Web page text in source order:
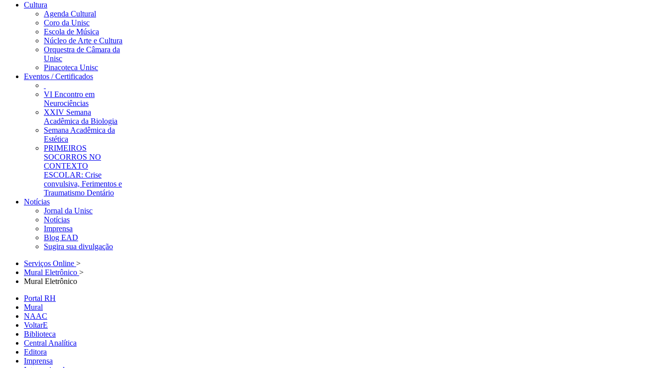
Cultura
Agenda Cultural
Coro da Unisc
Escola de Música
Núcleo de Arte e Cultura
Orquestra de Câmara da
Unisc
Pinacoteca Unisc
Eventos / Certificados
VI Encontro em
Neurociências
XXIV Semana
Acadêmica da Biologia
Semana Acadêmica da
Estética
PRIMEIROS
SOCORROS NO
CONTEXTO
ESCOLAR: Crise
convulsiva, Ferimentos e
Traumatismo Dentário
Notícias
Jornal da Unisc
Notícias
Imprensa
Blog EAD
Sugira sua divulgação
Serviços Online >
Mural Eletrônico >
Mural Eletrônico
Portal RH
Mural
NAAC
VoltarE
Biblioteca
Central Analítica
Editora
Imprensa